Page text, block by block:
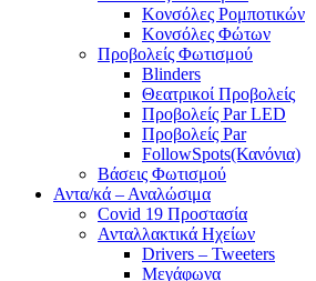
Κονσόλες Ρομποτικών
Κονσόλες Φώτων
Προβολείς Φωτισμού
Blinders
Θεατρικοί Προβολείς
Προβολείς Par LED
Προβολείς Par
FollowSpots(Κανόνια)
Βάσεις Φωτισμού
Αντα/κά – Αναλώσιμα
Covid 19 Προστασία
Ανταλλακτικά Ηχείων
Drivers – Tweeters
Μεγάφωνα